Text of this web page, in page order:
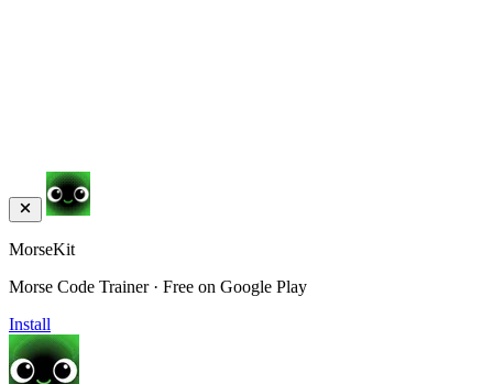
MorseKit
Morse Code Trainer · Free on Google Play
Install